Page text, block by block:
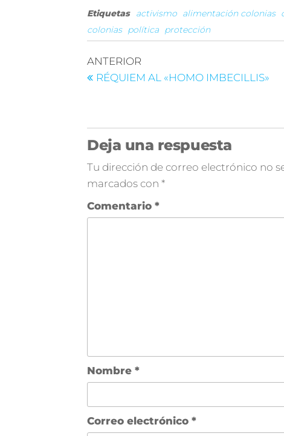
Etiquetas activismo alimentación colonias
colonias política protección
ANTERIOR
RÉQUIEM AL «HOMO IMBECILLIS»
Deja una respuesta
Tu dirección de correo electrónico no
marcados con*
Comentario*
Nombre*
Correo electrónico*